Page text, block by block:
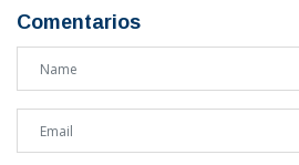
Comentarios